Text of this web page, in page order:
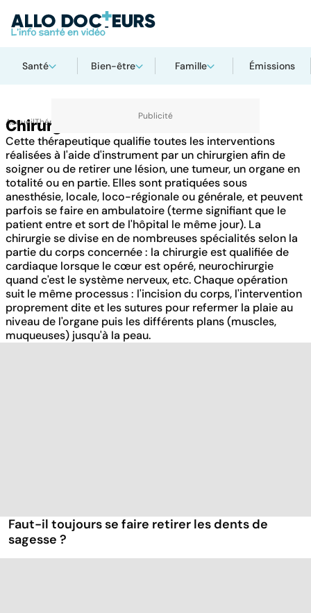
Santé Bien-être Famille Émissions
AccueilThématiques
Chirurgie
Cette thérapeutique qualifie toutes les interventions
réalisées à l'aide d'instrument par un chirurgien afin de
soigner ou de retirer une lésion, une tumeur, un organe en
totalité ou en partie. Elles sont pratiquées sous
anesthésie, locale, loco-régionale ou générale, et peuvent
parfois se faire en ambulatoire (terme signifiant que le
patient entre et sort de l'hôpital le même jour). La
chirurgie se divise en de nombreuses spécialités selon la
partie du corps concernée : la chirurgie est qualifiée de
cardiaque lorsque le cœur est opéré, neurochirurgie
quand c'est le système nerveux, etc. Chaque opération
suit le même processus : l'incision du corps, l'intervention
proprement dite et les sutures pour refermer la plaie au
niveau de l'organe puis les différents plans (muscles,
muqueuses) jusqu'à la peau.
Faut-il toujours se faire retirer les dents de
sagesse ?